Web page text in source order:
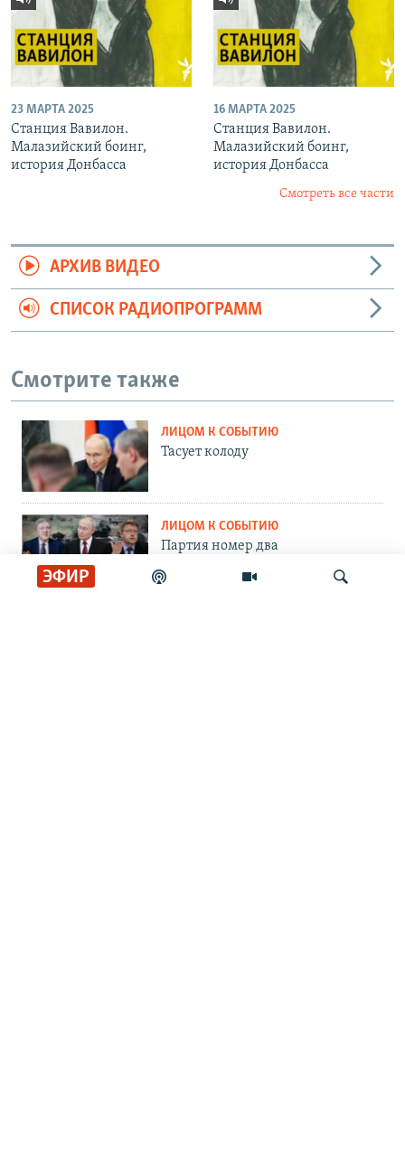
ЭФИР
23 МАРТА 2025
Станция Вавилон.
Малазийский боинг,
история Донбасса
16 МАРТА 2025
Станция Вавилон.
Малазийский боинг,
история Донбасса
Смотреть все части
АРХИВ ВИДЕО
СПИСОК РАДИОПРОГРАММ
Смотрите также
ЛИЦОМ К СОБЫТИЮ
Тасует колоду
ЛИЦОМ К СОБЫТИЮ
Партия номер два